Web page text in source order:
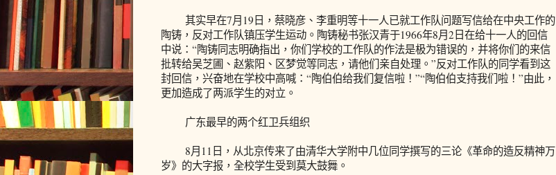
其实早在7月19日，蔡晓彦、李重明等十一人已就工作队问题写信给在中央工作的
陶铸，反对工作队镇压学生运动。陶铸秘书张汉青于1966年8月2日在给十一人的回信
中说：“陶铸同志明确指出，你们学校的工作队的作法是极为错误的，并将你们的来信
批转给吴芝圃、赵紫阳、区梦觉等同志，请他们亲自处理。”反对工作队的同学看到这
封回信，兴奋地在学校中高喊：“陶伯伯给我们复信啦！”“陶伯伯支持我们啦！”由此，
更加造成了两派学生的对立。
广东最早的两个红卫兵组织
8月11日，从北京传来了由清华大学附中几位同学撰写的三论《革命的造反精神万
岁》的大字报，全校学生受到莫大鼓舞。